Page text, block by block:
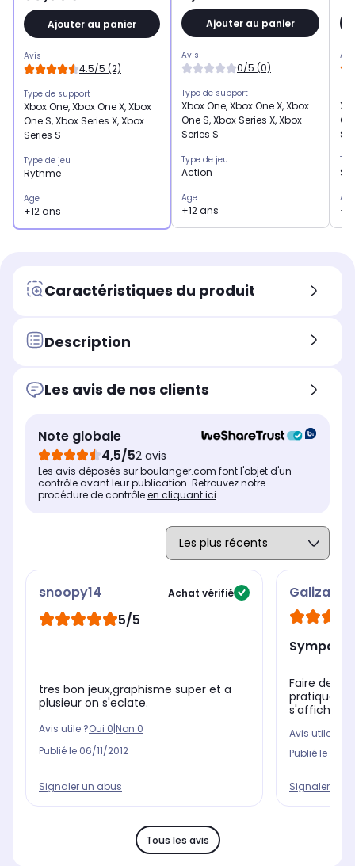
Ajouter au panier
Avis
4.5/5 (2)
Type de support
Xbox One, Xbox One X, Xbox
One S, Xbox Series X, Xbox
Series S
Type de jeu
Rythme
Age
+12 ans
Ajouter au panier
Avis
0/5 (0)
Type de support
Xbox One, Xbox One X, Xbox
One S, Xbox Series X, Xbox
Series S
Type de jeu
Action
Age
+12 ans
Age
Caractéristiques du produit
Description
Les avis de nos clients
Note globale
4,5/52 avis
Les avis déposés sur boulanger.com font l'objet d'un
contrôle avant leur publication. Retrouvez notre
procédure de contrôleen cliquant ici.
snoopy14 Achat vérifié
5/5
tres bon jeux,graphisme super et a
plusieur on s'eclate.
Avis utile ?Oui 0|Non 0
Publié le 06/11/2012
Signaler un abus
Galizam
Sympa
Faire de la
pratique
s'afficher
Avis utile ?
Publié le
Signaler un
Tous les avis